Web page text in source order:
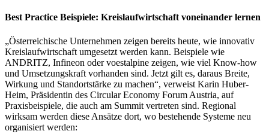
Best Practice Beispiele: Kreislaufwirtschaft voneinander lernen
„Österreichische Unternehmen zeigen bereits heute, wie innovativ
Kreislaufwirtschaft umgesetzt werden kann. Beispiele wie
ANDRITZ, Infineon oder voestalpine zeigen, wie viel Know-how
und Umsetzungskraft vorhanden sind. Jetzt gilt es, daraus Breite,
Wirkung und Standortstärke zu machen“, verweist Karin Huber-
Heim, Präsidentin des Circular Economy Forum Austria, auf
Praxisbeispiele, die auch am Summit vertreten sind. Regional
wirksam werden diese Ansätze dort, wo bestehende Systeme neu
organisiert werden: